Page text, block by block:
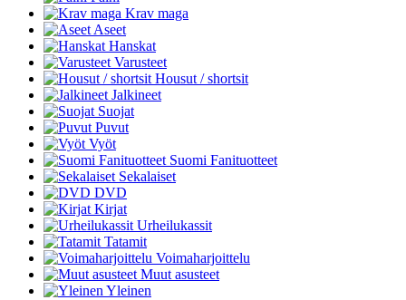
Krav maga
Aseet
Hanskat
Varusteet
Housut / shortsit
Jalkineet
Suojat
Puvut
Vyöt
Suomi Fanituotteet
Sekalaiset
DVD
Kirjat
Urheilukassit
Tatamit
Voimaharjoittelu
Muut asusteet
Yleinen